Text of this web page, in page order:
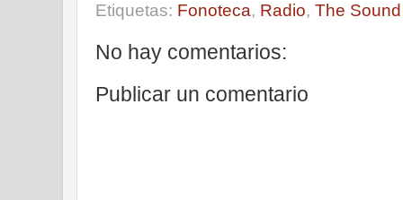
Etiquetas: Fonoteca, Radio, The
No hay comentarios:
Publicar un comentario